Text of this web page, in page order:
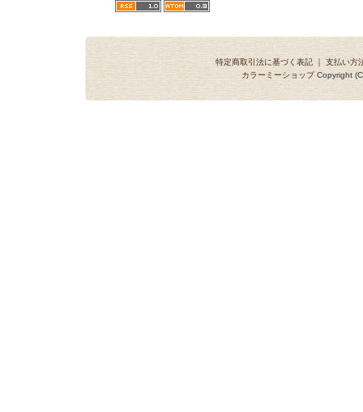
特定商取引法に基づく表記 ｜ 支払い方
カラーミーショップCopyright